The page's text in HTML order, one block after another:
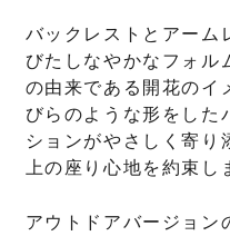
バックレストとアーム
びたしなやかなフォル
の由来である開花のイ
びらのような形をした
ションがやさしく寄り
上の座り心地を約束し
アウトドアバージョン